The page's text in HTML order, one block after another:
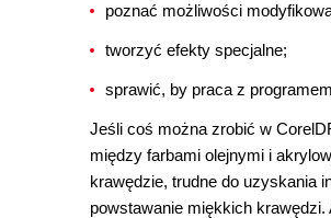
poznać możliwości
tworzyć efekty specjalne;
sprawić, by praca z
Jeśli coś można zrobić w
między farbami olejnymi i
krawędzie, trudne do uzyskania
powstawanie miękkich